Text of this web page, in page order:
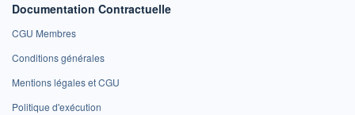
Documentation Contractuelle
CGU Membres
Conditions générales
Mentions légales et CGU
Politique d'exécution